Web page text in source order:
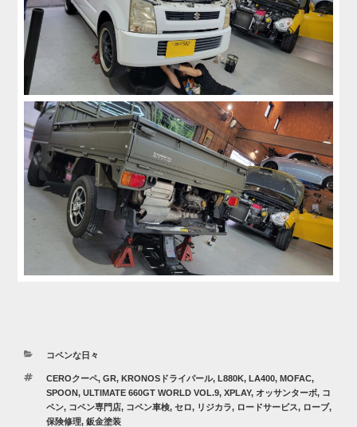
カ
ゴ
リ
ー
コペンな日々
タ
グ
CEROクーペ, GR, KRONOSドライパール, L880K, LA400, MOFAC,
SPOON, ULTIMATE 660GT WORLD VOL.9, XPLAY, オッサンターボ, コ
ペン, コペン専門店, コペン車検, セロ, リジカラ, ロードサービス, ローブ,
保険修理, 鈑金塗装